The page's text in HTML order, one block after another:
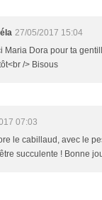
27/05/2017 15:04
Maria Dora pour ta
/> Bisous
07:03
le cabillaud, avec le
succulente ! Bonne